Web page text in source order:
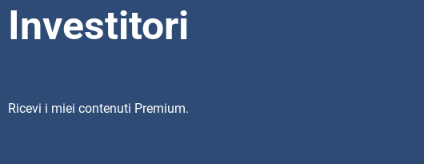
Investitori
Ricevi i miei contenuti Premium.